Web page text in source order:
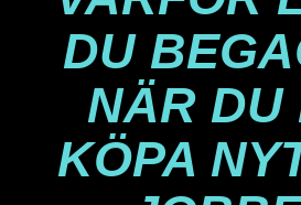
DU
NÄR DU
KÖPA